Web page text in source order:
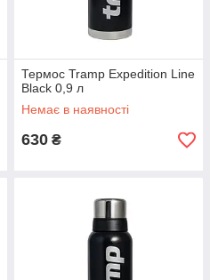
Термос Tramp Expedition Line
Black 0,9 л
Немає в наявності
630 ₴